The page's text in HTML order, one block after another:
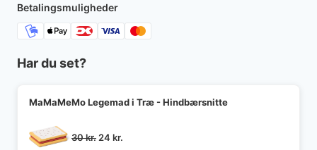
Betalingsmuligheder
Har du set?
MaMaMeMo Legemad i Træ - Hindbærsnitte
30kr. Den
24 kr.